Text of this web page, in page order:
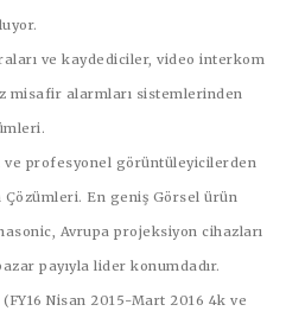
ve kaydediciler, video interkom
misafir alarmları sistemlerinden
.
ve profesyonel görüntüleyicilerden
Çözümleri. En geniş Görsel ürün
Avrupa projeksiyon cihazları
payıyla lider konumdadır.
Nisan 2015-Mart 2016 4k ve